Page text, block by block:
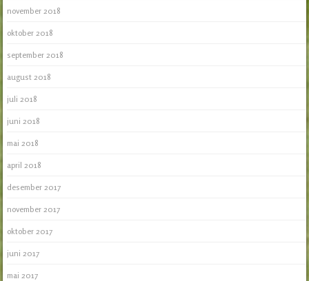
november 2018
oktober 2018
september 2018
august 2018
juli 2018
juni 2018
mai 2018
april 2018
desember 2017
november 2017
oktober 2017
juni 2017
mai 2017